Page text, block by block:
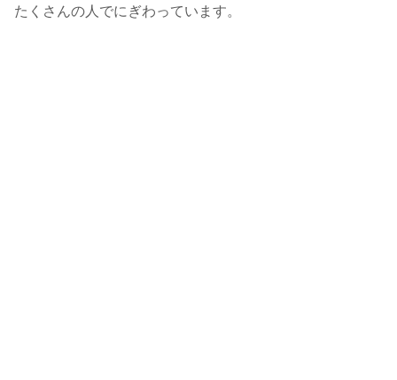
たくさんの人でにぎわっています。